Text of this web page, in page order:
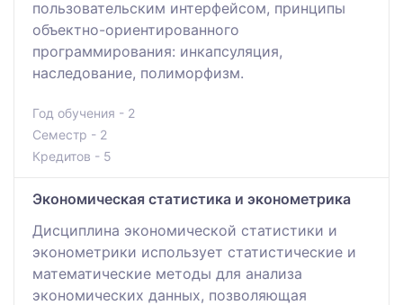
пользовательским интерфейсом, принципы
объектно-ориентированного
программирования: инкапсуляция,
наследование, полиморфизм.
Год обучения - 2
Семестр - 2
Кредитов - 5
Экономическая статистика и эконометрика
Дисциплина экономической статистики и
эконометрики использует статистические и
математические методы для анализа
экономических данных, позволяющая